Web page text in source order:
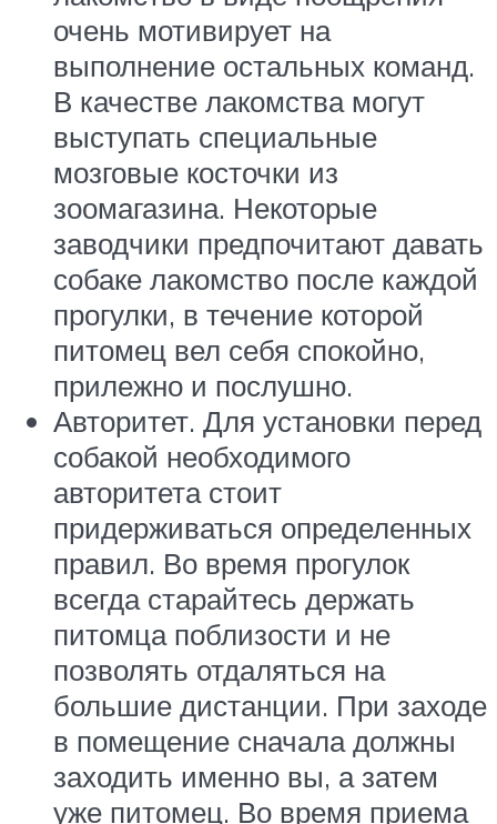
очень мотивирует на
выполнение остальных команд.
В качестве лакомства могут
выступать специальные
мозговые косточки из
зоомагазина. Некоторые
заводчики предпочитают давать
собаке лакомство после каждой
прогулки, в течение которой
питомец вел себя спокойно,
прилежно и послушно.
Авторитет. Для установки перед
собакой необходимого
авторитета стоит
придерживаться определенных
правил. Во время прогулок
всегда старайтесь держать
питомца поблизости и не
позволять отдаляться на
большие дистанции. При заходе
в помещение сначала должны
заходить именно вы, а затем
уже питомец. Во время приема